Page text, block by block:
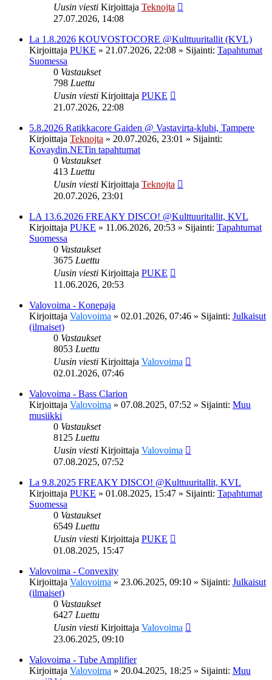
Uusin viesti Kirjoittaja Teknojta
27.07.2026, 14:08
La 1.8.2026 KOUVOSTOCORE @Kulttuuritallit (KVL)
Kirjoittaja PUKE » 21.07.2026, 22:08 » Sijainti: Tapahtumat
Suomessa
0 Vastaukset
798 Luettu
Uusin viesti Kirjoittaja PUKE
21.07.2026, 22:08
5.8.2026 Ratikkacore Gaiden @ Vastavirta-klubi, Tampere
Kirjoittaja Teknojta » 20.07.2026, 23:01 » Sijainti:
Kovaydin.NETin tapahtumat
0 Vastaukset
413 Luettu
Uusin viesti Kirjoittaja Teknojta
20.07.2026, 23:01
LA 13.6.2026 FREAKY DISCO! @Kulttuuritallit, KVL
Kirjoittaja PUKE » 11.06.2026, 20:53 » Sijainti: Tapahtumat
Suomessa
0 Vastaukset
3675 Luettu
Uusin viesti Kirjoittaja PUKE
11.06.2026, 20:53
Valovoima - Konepaja
Kirjoittaja Valovoima » 02.01.2026, 07:46 » Sijainti: Julkaisut
(ilmaiset)
0 Vastaukset
8053 Luettu
Uusin viesti Kirjoittaja Valovoima
02.01.2026, 07:46
Valovoima - Bass Clarion
Kirjoittaja Valovoima » 07.08.2025, 07:52 » Sijainti: Muu
musiikki
0 Vastaukset
8125 Luettu
Uusin viesti Kirjoittaja Valovoima
07.08.2025, 07:52
La 9.8.2025 FREAKY DISCO! @Kulttuuritallit, KVL
Kirjoittaja PUKE » 01.08.2025, 15:47 » Sijainti: Tapahtumat
Suomessa
0 Vastaukset
6549 Luettu
Uusin viesti Kirjoittaja PUKE
01.08.2025, 15:47
Valovoima - Convexity
Kirjoittaja Valovoima » 23.06.2025, 09:10 » Sijainti: Julkaisut
(ilmaiset)
0 Vastaukset
6427 Luettu
Uusin viesti Kirjoittaja Valovoima
23.06.2025, 09:10
Valovoima - Tube Amplifier
Kirjoittaja Valovoima » 20.04.2025, 18:25 » Sijainti: Muu